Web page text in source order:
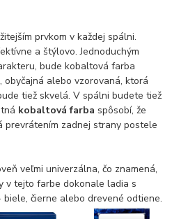
prvkom v každej spálni.
a štýlovo. Jednoduchým
bude kobaltová farba
alebo vzorovaná, ktorá
tiež skvelá. V spálni budete tiež
kobaltová farba spôsobí, že
prevrátením zadnej strany postele
veľmi univerzálna, čo znamená,
v tejto farbe dokonale ladia s
čierne alebo drevené odtiene.